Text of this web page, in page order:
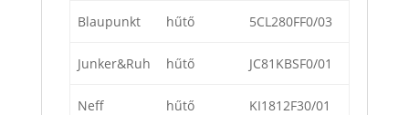
Blaupunkt hűtő 5CL280FF0/03
Junker&Ruh hűtő JC81KBSF0/01
Neff hűtő KI1812F30/01